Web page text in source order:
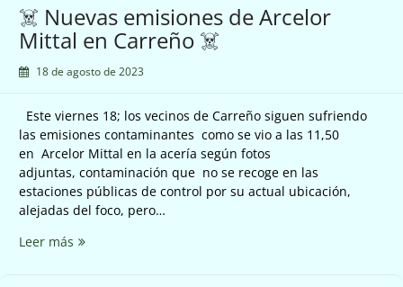
☠️ Nuevas emisiones de Arcelor
Mittal en Carreño ☠️
18 de agosto de 2023
Este viernes 18; los vecinos de Carreño siguen sufriendo
las emisiones contaminantes como se vio a las 11,50
en Arcelor Mittal en la acería según fotos
adjuntas, contaminación que no se recoge en las
estaciones públicas de control por su actual ubicación,
alejadas del foco, pero…
Leer más ☠️